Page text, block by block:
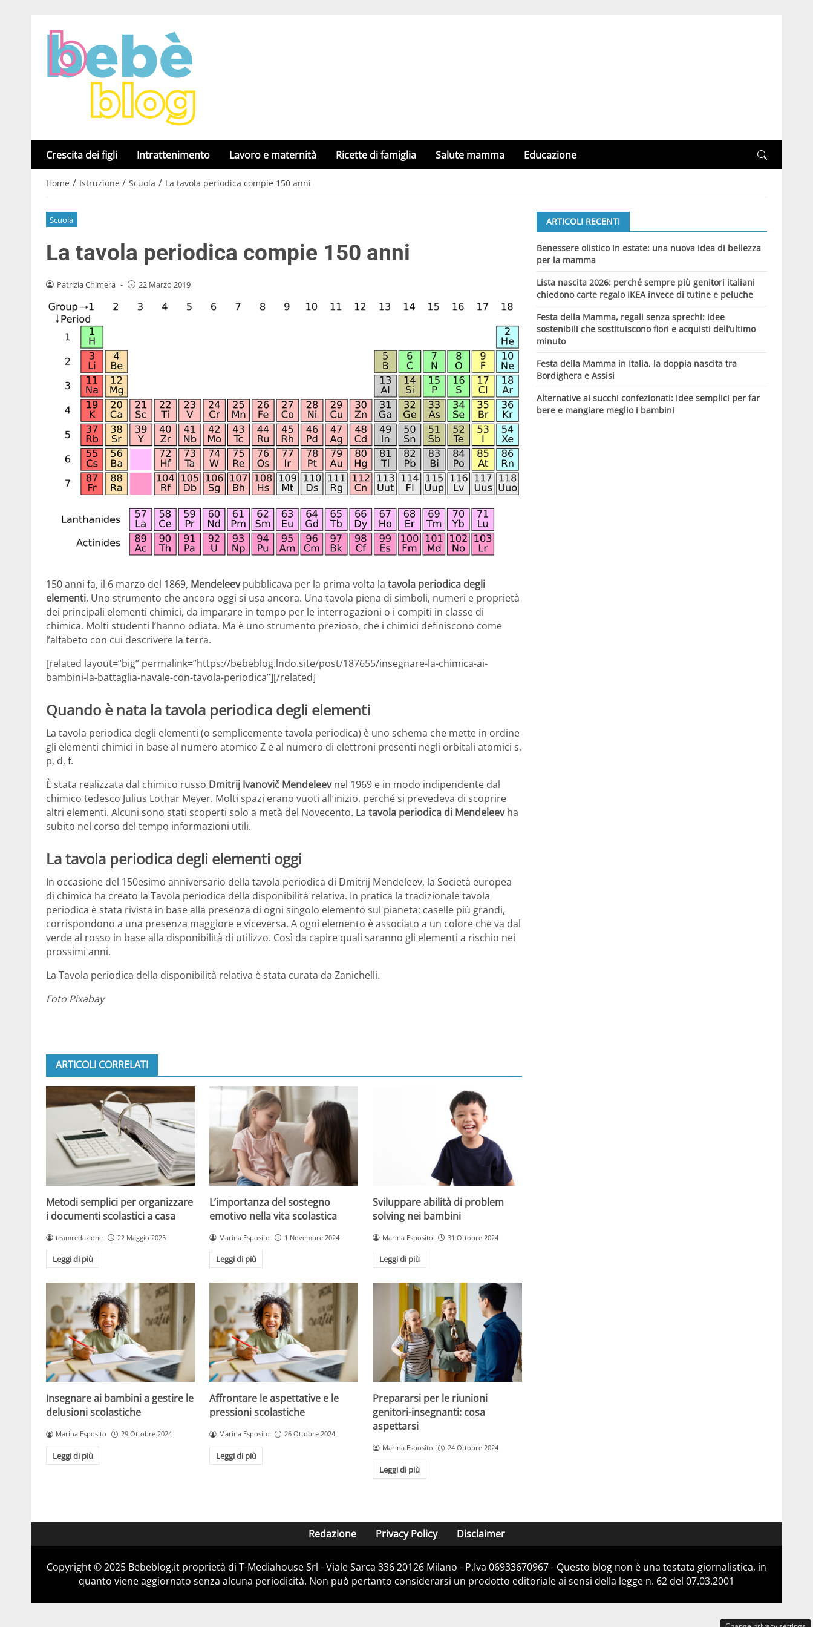
Crescita dei figli Intrattenimento Lavoro e maternità Ricette di famiglia Salute mamma Educazione
Home / Istruzione / Scuola / La tavola periodica compie 150 anni
Scuola
La tavola periodica compie 150 anni
Patrizia Chimera - 22 Marzo 2019
150 anni fa, il 6 marzo del 1869, Mendeleevpubblicava per la prima volta la tavola periodica degli
elementi. Uno strumento che ancora oggi si usa ancora. Una tavola piena di simboli, numeri e proprietà
dei principali elementi chimici, da imparare in tempo per le interrogazioni o i compiti in classe di
chimica. Molti studenti l’hanno odiata. Ma è uno strumento prezioso, che i chimici definiscono come
l’alfabeto con cui descrivere la terra.
[related layout=”big” permalink=”https://bebeblog.lndo.site/post/187655/insegnare-la-chimica-ai-
bambini-la-battaglia-navale-con-tavola-periodica”][/related]
Quando è nata la tavola periodica degli elementi
La tavola periodica degli elementi (o semplicemente tavola periodica) è uno schema che mette in ordine
gli elementi chimici in base al numero atomico Z e al numero di elettroni presenti negli orbitali atomici s,
p, d, f.
È stata realizzata dal chimico russo Dmitrij Ivanovič Mendeleevnel 1969 e in modo indipendente dal
chimico tedesco Julius Lothar Meyer. Molti spazi erano vuoti all’inizio, perché si prevedeva di scoprire
altri elementi. Alcuni sono stati scoperti solo a metà del Novecento. La tavola periodica di Mendeleevha
subito nel corso del tempo informazioni utili.
La tavola periodica degli elementi oggi
In occasione del 150esimo anniversario della tavola periodica di Dmitrij Mendeleev, la Società europea
di chimica ha creato la Tavola periodica della disponibilità relativa. In pratica la tradizionale tavola
periodica è stata rivista in base alla presenza di ogni singolo elemento sul pianeta: caselle più grandi,
corrispondono a una presenza maggiore e viceversa. A ogni elemento è associato a un colore che va dal
verde al rosso in base alla disponibilità di utilizzo. Così da capire quali saranno gli elementi a rischio nei
prossimi anni.
La Tavola periodica della disponibilità relativa è stata curata da Zanichelli.
Foto Pixabay
ARTICOLI CORRELATI
Metodi semplici per organizzare
i documenti scolastici a casa
teamredazione 22 Maggio 2025
Leggi di più
L’importanza del sostegno
emotivo nella vita scolastica
Marina Esposito 1 Novembre 2024
Leggi di più
Sviluppare abilità di problem
solving nei bambini
Marina Esposito 31 Ottobre 2024
Leggi di più
Insegnare ai bambini a gestire le
delusioni scolastiche
Marina Esposito 29 Ottobre 2024
Leggi di più
Affrontare le aspettative e le
pressioni scolastiche
Marina Esposito 26 Ottobre 2024
Leggi di più
Prepararsi per le riunioni
genitori-insegnanti: cosa
aspettarsi
Marina Esposito 24 Ottobre 2024
Leggi di più
ARTICOLI RECENTI
Benessere olistico in estate: una nuova idea di bellezza
per la mamma
Lista nascita 2026: perché sempre più genitori italiani
chiedono carte regalo IKEA invece di tutine e peluche
Festa della Mamma, regali senza sprechi: idee
sostenibili che sostituiscono fiori e acquisti dell’ultimo
minuto
Festa della Mamma in Italia, la doppia nascita tra
Bordighera e Assisi
Alternative ai succhi confezionati: idee semplici per far
bere e mangiare meglio i bambini
Redazione Privacy Policy Disclaimer
Copyright © 2025 Bebeblog.it proprietà di T-Mediahouse Srl - Viale Sarca 336 20126 Milano - P.Iva 06933670967 - Questo blog non è una testata giornalistica, in
quanto viene aggiornato senza alcuna periodicità. Non può pertanto considerarsi un prodotto editoriale ai sensi della legge n. 62 del 07.03.2001